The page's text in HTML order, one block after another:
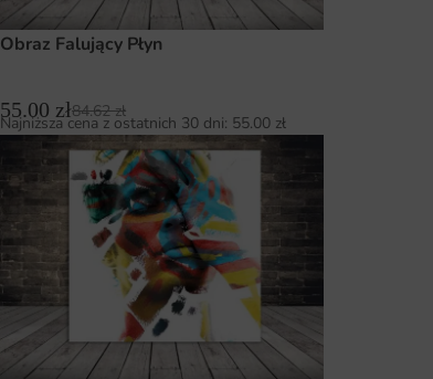
Obraz Falujący Płyn
55.00 zł84.62zł
Najniższa cena z ostatnich 30 dni: 55.00 zł